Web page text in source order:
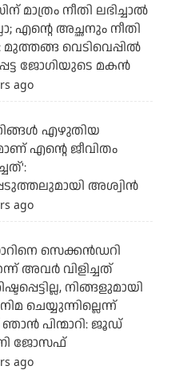
മാത്രം നീതി ലഭിച്ചാല്‍
എന്റെ അച്ഛനും നീതി
മുത്തങ്ങ വെടിവെപ്പില്‍
ജോഗിയുടെ മകന്‍
ago
എഴുതിയ
എന്റെ ജീവിതം
അശ്വിന്‍
ago
സെക്കന്‍ഡറി
അവര്‍ വിളിച്ചത്
നിങ്ങളുമായി
ചെയ്യുന്നില്ലെന്ന്
പിന്മാറി: ജൂഡ്
ജോസഫ്
ago